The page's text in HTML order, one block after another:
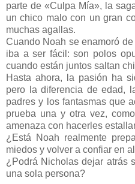
parte de «Culpa Mía», la
un chico malo con un gran
muchas agallas.
Cuando Noah se enamoró
iba a ser fácil: son polos
cuando están juntos saltan
Hasta ahora, la pasión ha
pero la diferencia de edad,
padres y los fantasmas que
prueba una y otra vez,
amenaza con hacerles
¿Está Noah realmente
miedos y volver a confiar en
¿Podrá Nicholas dejar atrás
una sola persona?